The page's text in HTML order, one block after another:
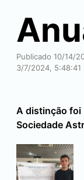
Publicado 10/14/
3/7/2024, 5:48:41
A distinção foi
Sociedade